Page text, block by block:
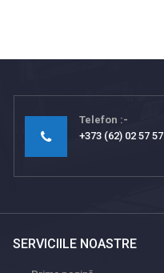
Telefon
+373 (62) 02 57 57
SERVICIILE NOASTRE